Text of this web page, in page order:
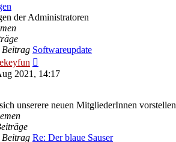
der Administratoren
Beitrag Softwareupdate
Beitrag
2021, 14:17
unserere neuen MitgliederInnen vorstellen
Beitrag Re: Der blaue Sauser